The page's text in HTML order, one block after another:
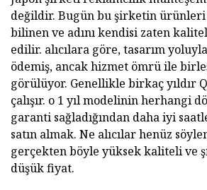
değildir. Bugün bu şirketin
bilinen ve adını kendisi zaten
edilir. alıcılara göre, tasarım
ödemiş, ancak hizmet ömrü ile
görülüyor. Genellikle birkaç yıldır
çalışır. o 1 yıl modelinin herhangi
garanti sağladığından daha iyi
satın almak. Ne alıcılar henüz
gerçekten böyle yüksek kaliteli ve
düşük fiyat.